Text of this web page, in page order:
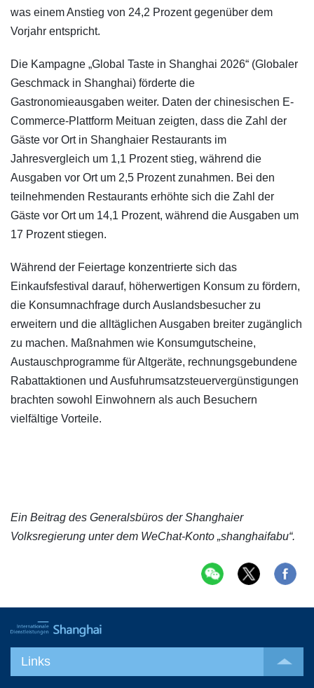
was einem Anstieg von 24,2 Prozent gegenüber dem
Vorjahr entspricht.
Die Kampagne „Global Taste in Shanghai 2026“ (Globaler
Geschmack in Shanghai) förderte die
Gastronomieausgaben weiter. Daten der chinesischen E-
Commerce-Plattform Meituan zeigten, dass die Zahl der
Gäste vor Ort in Shanghaier Restaurants im
Jahresvergleich um 1,1 Prozent stieg, während die
Ausgaben vor Ort um 2,5 Prozent zunahmen. Bei den
teilnehmenden Restaurants erhöhte sich die Zahl der
Gäste vor Ort um 14,1 Prozent, während die Ausgaben um
17 Prozent stiegen.
Während der Feiertage konzentrierte sich das
Einkaufsfestival darauf, höherwertigen Konsum zu fördern,
die Konsumnachfrage durch Auslandsbesucher zu
erweitern und die alltäglichen Ausgaben breiter zugänglich
zu machen. Maßnahmen wie Konsumgutscheine,
Austauschprogramme für Altgeräte, rechnungsgebundene
Rabattaktionen und Ausfuhrumsatzsteuervergünstigungen
brachten sowohl Einwohnern als auch Besuchern
vielfältige Vorteile.
Ein Beitrag des Generalsbüros der Shanghaier
Volksregierung unter dem WeChat-Konto „shanghaifabu“.
Links